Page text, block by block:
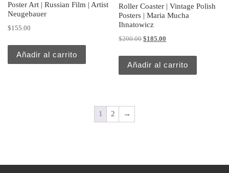
Poster Art | Russian Film | Artist
Neugebauer
$155.00
Añadir al carrito
Roller Coaster | Vintage Polish
Posters | Maria Mucha
Ihnatowicz
$200.00Original price was: $200.00.
$185.00
Añadir al carrito
1 2 →